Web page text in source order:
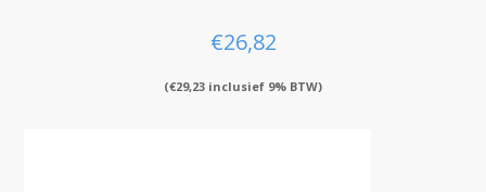
€26,82
(€29,23 inclusief 9% BTW)